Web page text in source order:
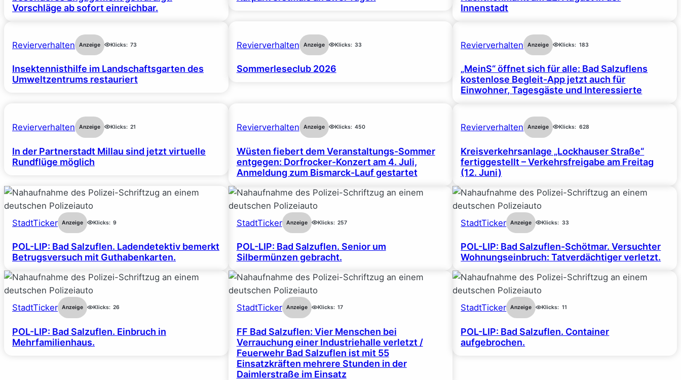
Vorschläge ab sofort einreichbar.
Innenstadt
Revierverhalten Anzeige Klicks: 73
Insektennisthilfe im Landschaftsgarten des
Umweltzentrums restauriert
Revierverhalten Anzeige Klicks: 33
Sommerleseclub 2026
Revierverhalten Anzeige Klicks: 183
„MeinS“ öffnet sich für alle: Bad Salzuflens
kostenlose Begleit-App jetzt auch für
Einwohner, Tagesgäste und Interessierte
Revierverhalten Anzeige Klicks: 21
In der Partnerstadt Millau sind jetzt virtuelle
Rundflüge möglich
Revierverhalten Anzeige Klicks: 450
Wüsten fiebert dem Veranstaltungs-Sommer
entgegen: Dorfrocker-Konzert am 4. Juli,
Anmeldung zum Bismarck-Lauf gestartet
Revierverhalten Anzeige Klicks: 628
Kreisverkehrsanlage „Lockhauser Straße“
fertiggestellt – Verkehrsfreigabe am Freitag
(12. Juni)
StadtTicker Anzeige Klicks: 9
POL-LIP: Bad Salzuflen. Ladendetektiv bemerkt
Betrugsversuch mit Guthabenkarten.
StadtTicker Anzeige Klicks: 257
POL-LIP: Bad Salzuflen. Senior um
Silbermünzen gebracht.
StadtTicker Anzeige Klicks: 33
POL-LIP: Bad Salzuflen-Schötmar. Versuchter
Wohnungseinbruch: Tatverdächtiger verletzt.
StadtTicker Anzeige Klicks: 26
POL-LIP: Bad Salzuflen. Einbruch in
Mehrfamilienhaus.
StadtTicker Anzeige Klicks: 17
FF Bad Salzuflen: Vier Menschen bei
Verrauchung einer Industriehalle verletzt /
Feuerwehr Bad Salzuflen ist mit 55
Einsatzkräften mehrere Stunden in der
Daimlerstraße im Einsatz
StadtTicker Anzeige Klicks: 11
POL-LIP: Bad Salzuflen. Container
aufgebrochen.